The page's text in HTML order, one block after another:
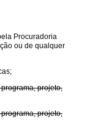
Procuradoria
ou de qualquer
projeto,
projeto,